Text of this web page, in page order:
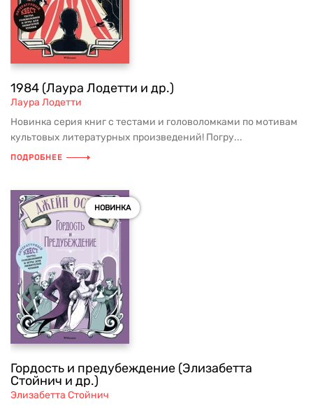
1984 (Лаура Лодетти и др.)
Лаура Лодетти
Новинка серия книг с тестами и головоломками по мотивам
культовых литературных произведений! Погру...
ПОДРОБНЕЕ
НОВИНКА
Гордость и предубеждение (Элизабетта
Стойнич и др.)
Элизабетта Стойнич